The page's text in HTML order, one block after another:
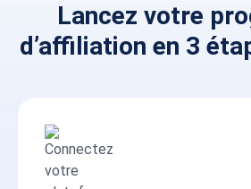
Lancez votre
d’affiliation en 3